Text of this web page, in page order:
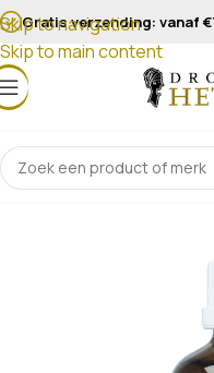
Skip to navigation
Skip to main content
Gratis verzending: vanaf